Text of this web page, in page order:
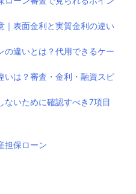
｜表面金利と実質金利の違い
の違いとは？代用できるケー
いは？審査・金利・融資スピ
ないために確認すべき7項目
担保ローン